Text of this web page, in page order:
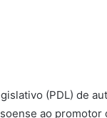
(PDL) de
ao